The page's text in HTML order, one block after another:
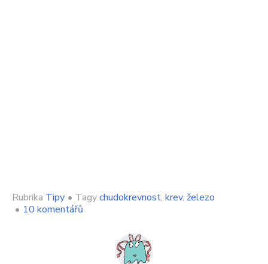
Rubrika Tipy • Tagychudokrevnost, krev, železo
• 10 komentářů
Nedostatek